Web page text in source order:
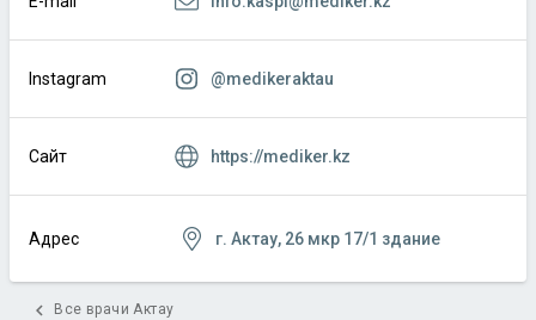
Instagram @medikeraktau
Сайт https://mediker.kz
Адрес г. Актау, 26 мкр 17/1 здание
chevron_left Все врачи Актау